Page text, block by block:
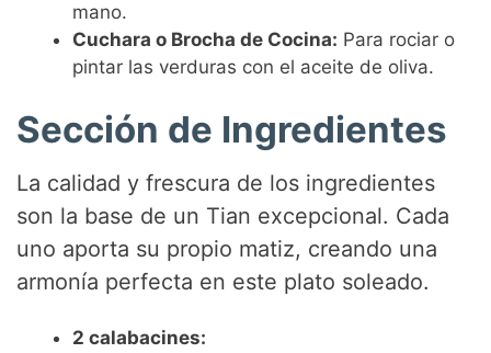
mano.
Cuchara o Brocha de Cocina: Para rociar o
pintar las verduras con el aceite de oliva.
Sección de Ingredientes
La calidad y frescura de los ingredientes
son la base de un Tian excepcional. Cada
uno aporta su propio matiz, creando una
armonía perfecta en este plato soleado.
2 calabacines: